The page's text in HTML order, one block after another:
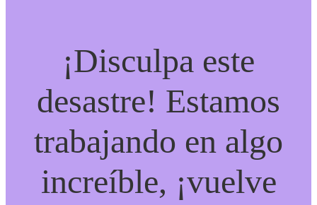
¡Disculpa este
desastre! Estamos
trabajando en algo
increíble, ¡vuelve